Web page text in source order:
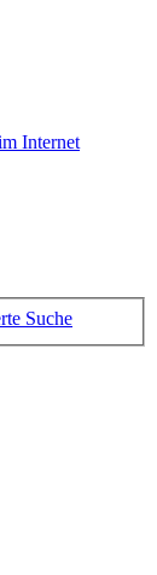
Internet
Suche